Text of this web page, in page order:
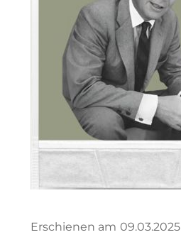
Erschienen am 09.03.2025